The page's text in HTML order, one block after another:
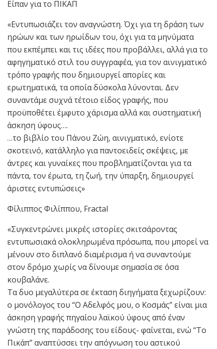
Είπαν για το ΠΙΚΑΠ
«Εντυπωσιάζει τον αναγνώστη. Όχι για τη δράση των
ηρώων και των ηρωίδων του, όχι για τα μηνύματα
που εκπέμπει και τις ιδέες που προβάλλει, αλλά για το
αφηγηματικό στιλ του συγγραφέα, για τον αινιγματικό
τρόπο γραφής που δημιουργεί απορίες και
ερωτηματικά, τα οποία δύσκολα λύνονται. Δεν
συναντάμε συχνά τέτοιο είδος γραφής, που
προϋποθέτει έμφυτο χάρισμα αλλά και συστηματική
άσκηση ύφους….
…το βιβλίο του Πάνου Ζώη, αινιγματικό, ενίοτε
σκοτεινό, κατάλληλο για παντοειδείς σκέψεις, με
άντρες και γυναίκες που προβληματίζονται για τα
πάντα, τον έρωτα, τη ζωή, την ύπαρξη, δημιουργεί
άριστες εντυπώσεις»
Φίλιππος Φιλίππου, Fractal
«Συγκεντρώνει μικρές ιστορίες σκιτσάροντας
εντυπωσιακά ολοκληρωμένα πρόσωπα, που μπορεί να
μένουν στο διπλανό διαμέρισμα ή να συναντούμε
στον δρόμο χωρίς να δίνουμε σημασία σε όσα
κουβαλάνε.
Τα δυο μεγαλύτερα σε έκταση διηγήματα ξεχωρίζουν:
ο μονόλογος του “Ο Αδελφός μου, ο Κοσμάς” είναι μια
άσκηση γραφής πηγαίου λαϊκού ύφους από έναν
γνώστη της παράδοσης του είδους- φαίνεται, ενώ “Το
Πικάπ” αναπτύσσει την απόγνωση του αστικού